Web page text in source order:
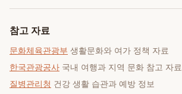
참고 자료
문화체육관광부 생활문화와 여가 정책 자료
한국관광공사 국내 여행과 지역 문화 참고 자료
질병관리청 건강 생활 습관과 예방 정보